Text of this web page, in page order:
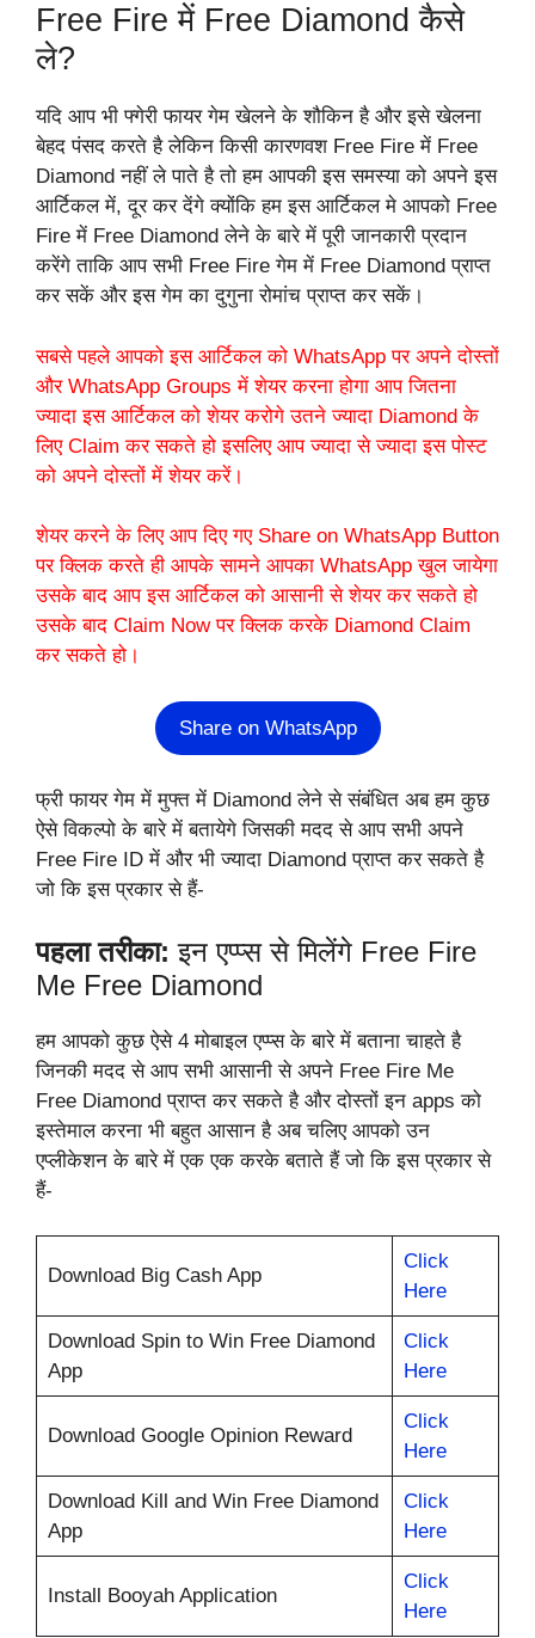
Free Fire में Free Diamond कैसे
ले?
यदि आप भी फ्गेरी फायर गेम खेलने के शौकिन है और इसे खेलना
बेहद पंसद करते है लेकिन किसी कारणवश Free Fire में Free
Diamond नहीं ले पाते है तो हम आपकी इस समस्या को अपने इस
आर्टिकल में, दूर कर देंगे क्योंकि हम इस आर्टिकल मे आपको Free
Fire में Free Diamond लेने के बारे में पूरी जानकारी प्रदान
करेंगे ताकि आप सभी Free Fire गेम में Free Diamond प्राप्त
कर सकें और इस गेम का दुगुना रोमांच प्राप्त कर सकें।
सबसे पहले आपको इस आर्टिकल को WhatsApp पर अपने दोस्तों
और WhatsApp Groups में शेयर करना होगा आप जितना
ज्यादा इस आर्टिकल को शेयर करोगे उतने ज्यादा Diamond के
लिए Claim कर सकते हो इसलिए आप ज्यादा से ज्यादा इस पोस्ट
को अपने दोस्तों में शेयर करें।
शेयर करने के लिए आप दिए गए Share on WhatsApp Button
पर क्लिक करते ही आपके सामने आपका WhatsApp खुल जायेगा
उसके बाद आप इस आर्टिकल को आसानी से शेयर कर सकते हो
उसके बाद Claim Now पर क्लिक करके Diamond Claim
कर सकते हो।
Share on WhatsApp
फ्री फायर गेम में मुफ्त में Diamond लेने से संबंधित अब हम कुछ
ऐसे विकल्पो के बारे में बतायेगे जिसकी मदद से आप सभी अपने
Free Fire ID में और भी ज्यादा Diamond प्राप्त कर सकते है
जो कि इस प्रकार से हैं-
पहला तरीका: इन एप्प्स से मिलेंगे Free Fire
Me Free Diamond
हम आपको कुछ ऐसे 4 मोबाइल एप्प्स के बारे में बताना चाहते है
जिनकी मदद से आप सभी आसानी से अपने Free Fire Me
Free Diamond प्राप्त कर सकते है और दोस्तों इन apps को
इस्तेमाल करना भी बहुत आसान है अब चलिए आपको उन
एप्लीकेशन के बारे में एक एक करके बताते हैं जो कि इस प्रकार से
हैं-
Download Big Cash App
Click
Here
Download Spin to Win Free Diamond
App
Click
Here
Download Google Opinion Reward
Click
Here
Download Kill and Win Free Diamond
App
Click
Here
Install Booyah Application
Click
Here